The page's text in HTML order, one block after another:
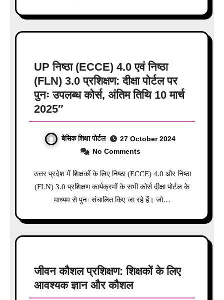
UP निष्ठा (ECCE) 4.0 एवं निष्ठा
(FLN) 3.0 प्रशिक्षण: दीक्षा पोर्टल पर
पुनः उपलब्ध कोर्स, अंतिम तिथि 10 मार्च
2025″
बेसिक शिक्षा पोर्टल
27 October 2024
No Comments
उत्तर प्रदेश में शिक्षकों के लिए निष्ठा (ECCE) 4.0 और निष्ठा
(FLN) 3.0 प्रशिक्षण कार्यक्रमों के सभी कोर्स दीक्षा पोर्टल के
माध्यम से पुनः संचालित किए जा रहे हैं। जो…
जीवन कौशल प्रशिक्षण: शिक्षकों के लिए
आवश्यक ज्ञान और कौशल